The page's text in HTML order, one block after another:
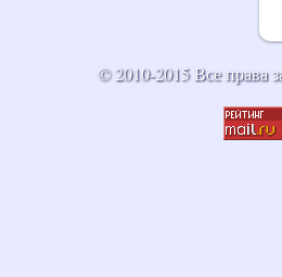
© 2010-2015 Все